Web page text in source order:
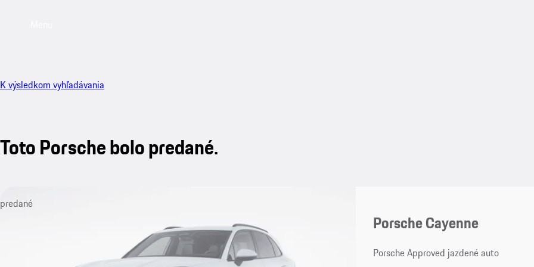
K výsledkom vyhľadávania
Toto Porsche bolo predané.
predané
Porsche Cayenne
Porsche Approved jazdené auto